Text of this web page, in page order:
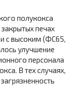
полукокса
печах
с высоким (ФС65,
улуч­шение
персонала
В тех случаях,